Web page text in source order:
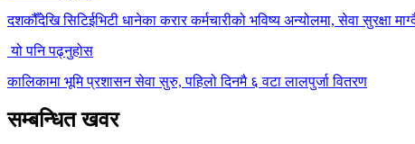
दशकौँदेखि सिटिईभिटी धानेका करार कर्मचारीको भविष्य अन्योलमा, सेवा सुरक्षा
यो पनि पढ्नुहोस
कालिकामा भूमि प्रशासन सेवा सुरु, पहिलो दिनमै ६ वटा लालपुर्जा वितरण
सम्बन्धित खवर